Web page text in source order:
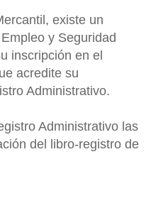
existe un
y Seguridad
inscripción en el
acredite su
Administrativo.
Administrativo las
del libro-registro de